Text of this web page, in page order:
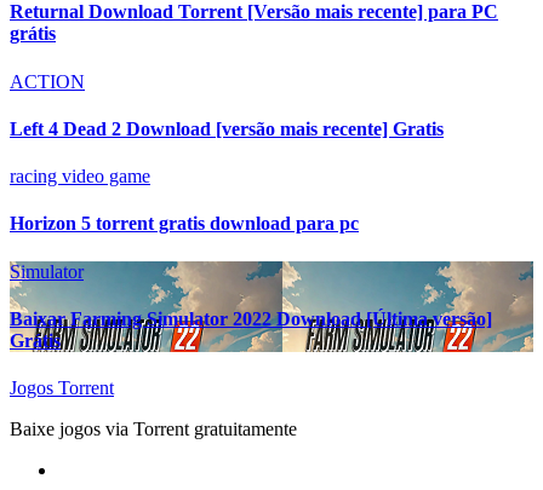
Returnal Download Torrent [Versão mais recente] para PC
grátis
ACTION
Left 4 Dead 2 Download [versão mais recente] Gratis
racing video game
Horizon 5 torrent gratis download para pc
Simulator
Baixar Farming Simulator 2022 Download [Última versão]
Grátis
Jogos Torrent
Baixe jogos via Torrent gratuitamente